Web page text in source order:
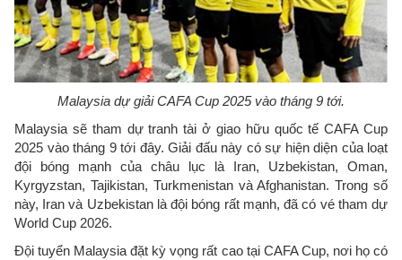
Malaysia dự giải CAFA Cup 2025 vào tháng 9 tới.
Malaysia sẽ tham dự tranh tài ở giao hữu quốc tế CAFA Cup
2025 vào tháng 9 tới đây. Giải đấu này có sự hiện diện của loạt
đội bóng mạnh của châu lục là Iran, Uzbekistan, Oman,
Kyrgyzstan, Tajikistan, Turkmenistan và Afghanistan. Trong số
này, Iran và Uzbekistan là đội bóng rất mạnh, đã có vé tham dự
World Cup 2026.
Đội tuyển Malaysia đặt kỳ vọng rất cao tại CAFA Cup, nơi họ có